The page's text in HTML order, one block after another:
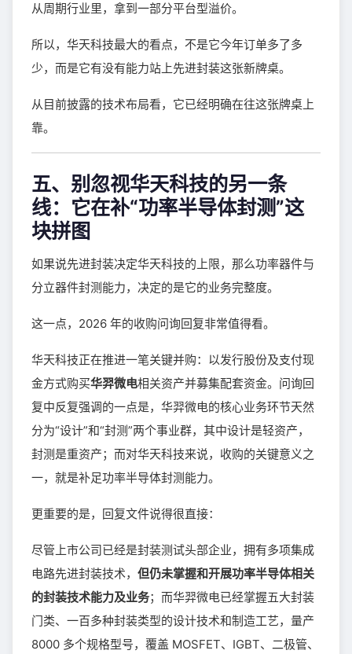
从周期行业里，拿到一部分平台型溢价。
所以，华天科技最大的看点，不是它今年订单多了多
少，而是它有没有能力站上先进封装这张新牌桌。
从目前披露的技术布局看，它已经明确在往这张牌桌上
靠。
五、别忽视华天科技的另一条
线：它在补“功率半导体封测”这
块拼图
如果说先进封装决定华天科技的上限，那么功率器件与
分立器件封测能力，决定的是它的业务完整度。
这一点，2026 年的收购问询回复非常值得看。
华天科技正在推进一笔关键并购：以发行股份及支付现
金方式购买华羿微电相关资产并募集配套资金。问询回
复中反复强调的一点是，华羿微电的核心业务环节天然
分为“设计”和“封测”两个事业群，其中设计是轻资产，
封测是重资产；而对华天科技来说，收购的关键意义之
一，就是补足功率半导体封测能力。
更重要的是，回复文件说得很直接：
尽管上市公司已经是封装测试头部企业，拥有多项集成
电路先进封装技术， 但仍未掌握和开展功率半导体相关
的封装技术能力及业务；而华羿微电已经掌握五大封装
门类、一百多种封装类型的设计技术和制造工艺，量产
8000 多个规格型号，覆盖 MOSFET、IGBT、二极管、